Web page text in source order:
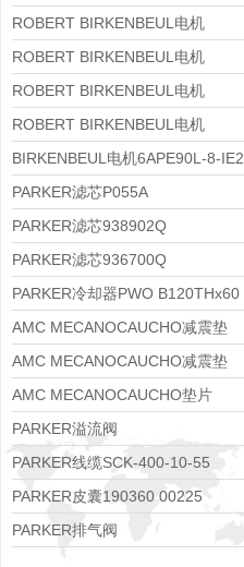
8APE160L-4-IE3
ROBERT BIRKENBEUL电机
8APE112M-6K-IE3
ROBERT BIRKENBEUL电机
8APE100L-2 IE3
ROBERT BIRKENBEUL电机
8APE90S-4 IE3
ROBERT BIRKENBEUL电机
8APE80M-2K-IE3
BIRKENBEUL电机6APE90L-8-IE2
PARKER滤芯P055A
PARKER滤芯938902Q
PARKER滤芯936700Q
PARKER冷却器PWO B120THx60
AMC MECANOCAUCHO减震垫
138552
AMC MECANOCAUCHO减震垫
138551
AMC MECANOCAUCHO垫片
608074
PARKER溢流阀
RE06M35W2N1KWXG087
PARKER线缆SCK-400-10-55
PARKER皮囊190360 00225
PARKER排气阀